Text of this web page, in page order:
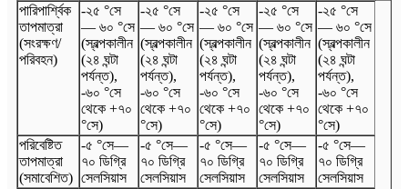
পারিপার্শ্বিক
তাপমাত্রা
(সংরক্ষণ/
পরিবহন)
-২৫ °সে
— ৬০ °সে
(স্বল্পকালীন
(২৪ ঘন্টা
পর্যন্ত),
-৬০ °সে
থেকে +৭০
°সে)
-২৫ °সে
— ৬০ °সে
(স্বল্পকালীন
(২৪ ঘন্টা
পর্যন্ত),
-৬০ °সে
থেকে +৭০
°সে)
-২৫ °সে
— ৬০ °সে
(স্বল্পকালীন
(২৪ ঘন্টা
পর্যন্ত),
-৬০ °সে
থেকে +৭০
°সে)
-২৫ °সে
— ৬০ °সে
(স্বল্পকালীন
(২৪ ঘন্টা
পর্যন্ত),
-৬০ °সে
থেকে +৭০
°সে)
-২৫ °সে
— ৬০ °সে
(স্বল্পকালীন
(২৪ ঘন্টা
পর্যন্ত),
-৬০ °সে
থেকে +৭০
°সে)
পরিবেষ্টিত
তাপমাত্রা
(সমাবেশিত)
-৫ °সে—
৭০ ডিগ্রি
সেলসিয়াস
-৫ °সে—
৭০ ডিগ্রি
সেলসিয়াস
-৫ °সে—
৭০ ডিগ্রি
সেলসিয়াস
-৫ °সে—
৭০ ডিগ্রি
সেলসিয়াস
-৫ °সে—
৭০ ডিগ্রি
সেলসিয়াস